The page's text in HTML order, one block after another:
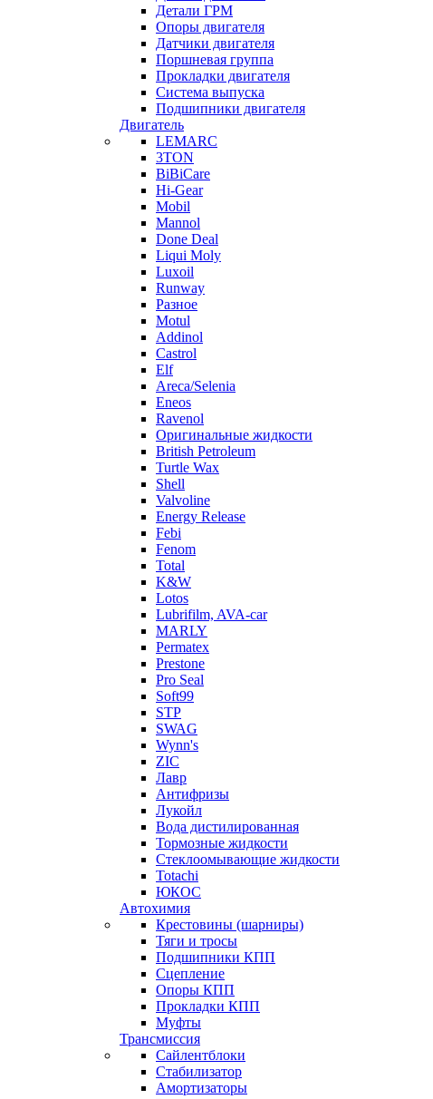
Детали ГРМ
Опоры двигателя
Датчики двигателя
Поршневая группа
Прокладки двигателя
Система выпуска
Подшипники двигателя
Двигатель
LEMARC
3TON
BiBiCare
Hi-Gear
Mobil
Mannol
Done Deal
Liqui Moly
Luxoil
Runway
Разное
Motul
Addinol
Castrol
Elf
Areca/Selenia
Eneos
Ravenol
Оригинальные жидкости
British Petroleum
Turtle Wax
Shell
Valvoline
Energy Release
Febi
Fenom
Total
K&W
Lotos
Lubrifilm, AVA-car
MARLY
Permatex
Prestone
Pro Seal
Soft99
STP
SWAG
Wynn's
ZIC
Лавр
Антифризы
Лукойл
Вода дистилированная
Тормозные жидкости
Стеклоомывающие жидкости
Totachi
ЮКОС
Автохимия
Крестовины (шарниры)
Тяги и тросы
Подшипники КПП
Сцепление
Опоры КПП
Прокладки КПП
Муфты
Трансмиссия
Сайлентблоки
Стабилизатор
Амортизаторы